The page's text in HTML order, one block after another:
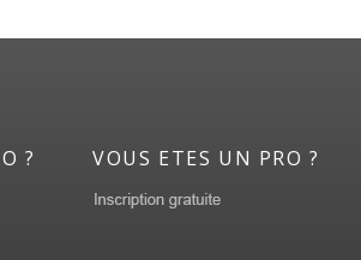
? VOUS ETES UN PRO ?